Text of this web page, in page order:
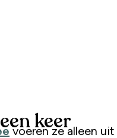
keer
voeren ze alleen